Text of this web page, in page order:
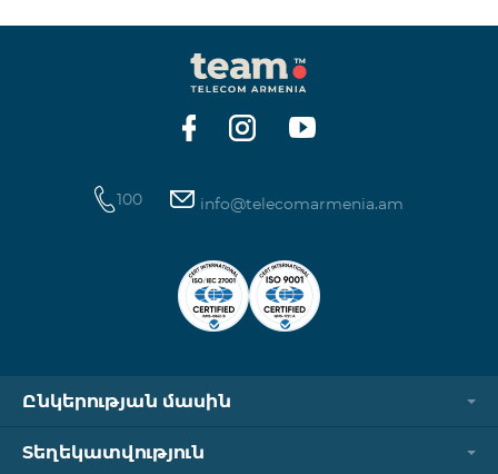
կերպով։ Խնդրում ենք ուշադրություն դարձնել, որ
Captcha հղումն աշխատում է միայն
համապատասխան օպերատորի բջջային
ցանցին միացված լինելու դեպքում։ Wi-Fi-ը և VPN-
ը պետք է անջատված լինեն, հակառակ դեպքում
100 info@telecomarmenia.am
Ընկերության մասին
Տեղեկատվություն